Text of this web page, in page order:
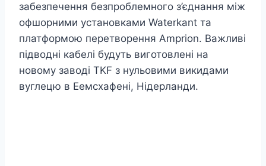
забезпечення безпроблемного з’єднання між
офшорними установками Waterkant та
платформою перетворення Amprion. Важливі
підводні кабелі будуть виготовлені на
новому заводі TKF з нульовими викидами
вуглецю в Еемсхафені, Нідерланди.